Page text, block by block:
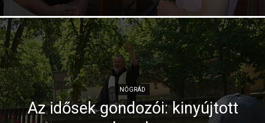
NÓGRÁD
Az idősek gondozói: kinyújtott